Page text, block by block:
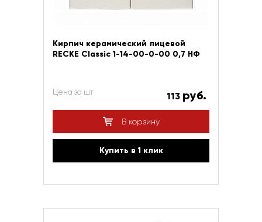
Кирпич керамический лицевой
RECKE Сlassic 1-14-00-0-00 0,7 НФ
Цена за шт 113 руб.
В корзину
Купить в 1 клик